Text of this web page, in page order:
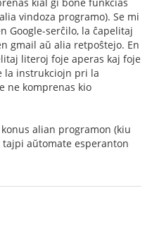
vindoza programo). Se mi
Google-serĉilo, la ĉapelitaj
gmail aŭ alia retpoŝtejo. En
literoj foje aperas kaj foje
la instrukciojn pri la
ne komprenas kio
alian programon (kiu
aŭtomate esperanton